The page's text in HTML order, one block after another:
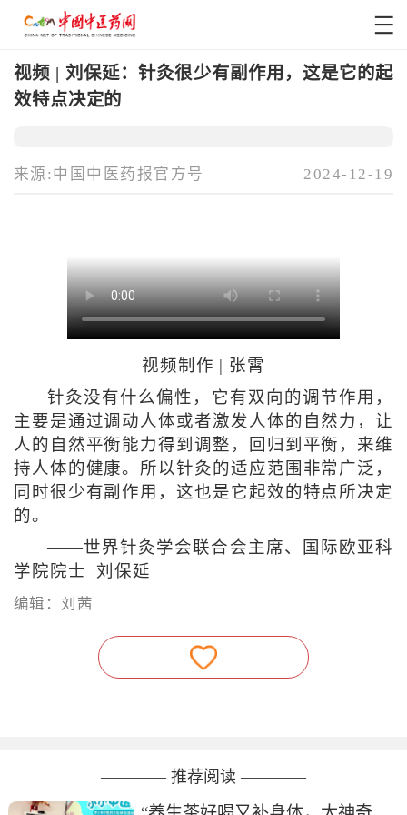
视频 | 刘保延：针灸很少有副作用，这是它的起
效特点决定的
来源:中国中医药报官方号 2024-12-19
视频制作 | 张霄
针灸没有什么偏性，它有双向的调节作用，
主要是通过调动人体或者激发人体的自然力，让
人的自然平衡能力得到调整，回归到平衡，来维
持人体的健康。所以针灸的适应范围非常广泛，
同时很少有副作用，这也是它起效的特点所决定
的。
——世界针灸学会联合会主席、国际欧亚科
学院院士 刘保延
编辑：刘茜
———— 推荐阅读 ————